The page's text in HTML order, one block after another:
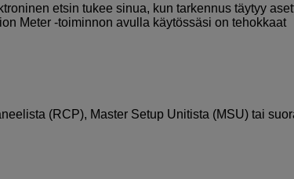
etsin tukee sinua, kun tarkennus täytyy
Meter -toiminnon avulla käytössäsi on tehokkaat
(RCP), Master Setup Unitista (MSU) tai